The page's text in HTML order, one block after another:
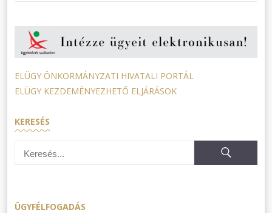
ELÜGY ÖNKORMÁNYZATI HIVATALI PORTÁL
ELÜGY KEZDEMÉNYEZHETŐ ELJÁRÁSOK
KERESÉS
ÜGYFÉLFOGADÁS